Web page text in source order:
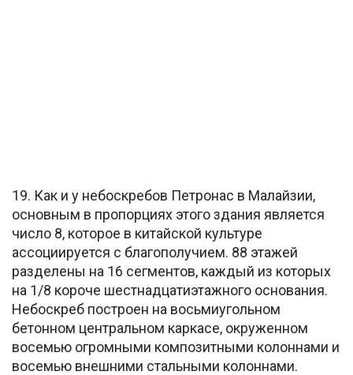
19. Как и у небоскребов Петронас в Малайзии,
основным в пропорциях этого здания является
число 8, которое в китайской культуре
ассоциируется с благополучием. 88 этажей
разделены на 16 сегментов, каждый из которых
на 1/8 короче шестнадцатиэтажного основания.
Небоскреб построен на восьмиугольном
бетонном центральном каркасе, окруженном
восемью огромными композитными колоннами и
восемью внешними стальными колоннами.